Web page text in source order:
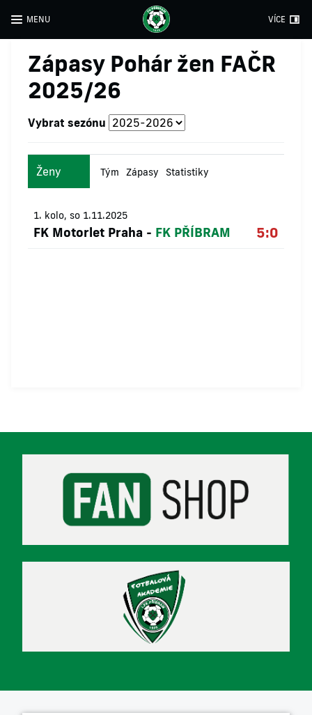
MENU VÍCE
Zápasy Pohár žen FAČR
2025/26
Vybrat sezónu
Ženy Tým Zápasy Statistiky
1. kolo, so 1.11.2025
FK Motorlet Praha - FK PŘÍBRAM 5:0